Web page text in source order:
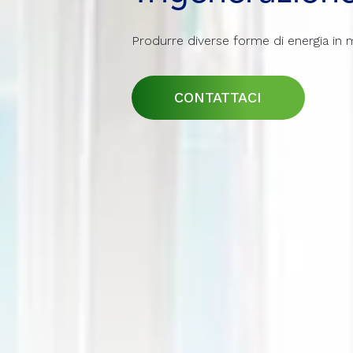
Produrre diverse forme di energia in
CONTATTACI
Produrre diverse forme di energia in
CONTATTACI
Produrre diverse forme di energia in
CONTATTACI